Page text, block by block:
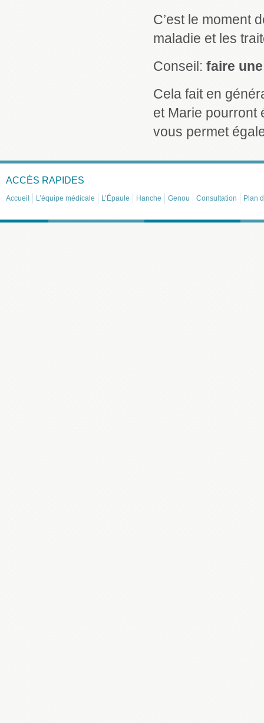
C’est le moment
maladie et les
Conseil: faire
Cela fait en
et Marie pourront
vous permet
ACCÈS RAPIDES
Accueil L’équipe médicale L’Épaule Hanche Genou Consultation Plan